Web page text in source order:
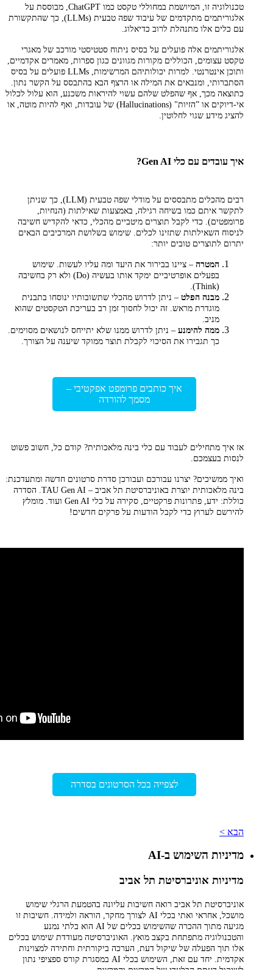
טכנולוגיה זו, המיושמת במחוללי טקסט כמו ChatGPT, מבוססת על
אלגוריתמים מתקדמים של עיבוד שפה טבעית (LLMs), כך שהתקשורת
עם כלים אלו מתנהלת לרוב כדיאלוג.
אלגוריתמים אלה פועלים על בסיס ניתוח סטטיסטי מורכב של מאגרי
טקסט עצומים, הכוללים מקורות מגוונים כגון ספרות, מאמרים אקדמיים,
ותוכן אינטרנטי. למרות יכולותיהם המרשימות, LLMs פועלים על בסיס
הסתברותי, ומנבאים את המילה או הרצף הבא בהתבסס על הקשר נתון.
כתוצאה מכך, אף שהפלט שלהם עשוי להיראות משכנע, הוא עלול לכלול
אי-דיוקים או ”הזיות" (Hallucinations) של עובדות, ואף להיות מוטה, או
להציג מידע שגוי לחלוטין.
איך עובדים עם כלי Gen AI?
רבים מהכלים מתבססים על מודלי שפה טבעית (LLM), כך שניתן
לתקשר איתם כמו בשיחה רגילה, באמצעות שאילתות (הנחיות,
פרומפטים). כדי לקבל תוצרים מיטביים מהכלי, כדאי להקדיש חשיבה
לניסוח השאילתות שתזינו לכלים. שימוש בשלושת המרכיבים הבאים
יתרום לתוצרים טובים יותר:
המטרה – ציינו בבירור את היעד ומה עליו לעשות. שימוש
בפעלים אופרטיביים ימקד אותו בעשיה (Do) ולא רק בחשיבה
(Think).
מבנה הפלט – ניתן לדרוש מהכלי שתשובותיו ינוסחו בתבנית
מוגדרת מראש. זה יכול לחסוך זמן רב בעריכת הטקסטים שהוא
מניב.
ממה להימנע – ניתן לדרוש ממנו שלא יתייחס לנושאים מסוימים.
כך תגבירו את הסיכוי לקבלת תוצר ממוקד שיענה על הצורך.
איך כותבים פרומפט אפקטיבי –
מסמך להורדה
אז איך מתחילים לעבוד עם כלי בינה מלאכותית? קודם כל, חשוב פשוט
לנסות בעצמכם.
ואיך ממשיכים? יצרנו עבורכם ועבורכן סדרת סרטונים חדשה ומתעדכנת:
בינה מלאכותית יוצרת באוניברסיטת תל אביב – TAU Gen AI. הסדרה
כוללת: ידע, פתרונות פרקטיים, סקירה על כלי Gen AI ועוד. מומלץ
להירשם לערוץ כדי לקבל הודעות על פרקים חדשים!
לצפייה בכל הסרטונים בסדרה
הבא >
מדיניות השימוש ב-AI
מדיניות אוניברסיטת תל אביב
אוניברסיטת תל אביב רואה חשיבות עליונה בהטמעת הרגלי שימוש
מושכל, אחראי ואתי בכלי AI לצורך מחקר, הוראה ולמידה. חשיבות זו
מגיעה מתוך ההכרה שהשימוש בכלים של AI הוא בלתי נמנע
והטכנולוגיה מתפתחת בקצב מואץ. האוניברסיטה מעודדת שימוש בכלים
אלו תוך הפעלה של שיקול דעת, הערכה ביקורתית וחתירה למצוינות
אקדמית. יחד עם זאת, השימוש בכלי AI במסגרת קורס ספציפי נתון